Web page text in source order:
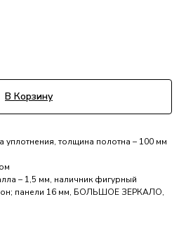
В Корзину
уплотнения, толщина полотна – 100 мм
– 1,5 мм, наличник фигурный
панели 16 мм, БОЛЬШОЕ ЗЕРКАЛО,